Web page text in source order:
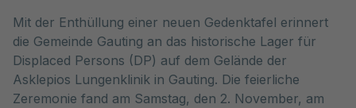
Mit der Enthüllung einer neuen Gedenktafel erinnert
die Gemeinde Gauting an das historische Lager für
Displaced Persons (DP) auf dem Gelände der
Asklepios Lungenklinik in Gauting. Die feierliche
Zeremonie fand am Samstag, den 2. November, am